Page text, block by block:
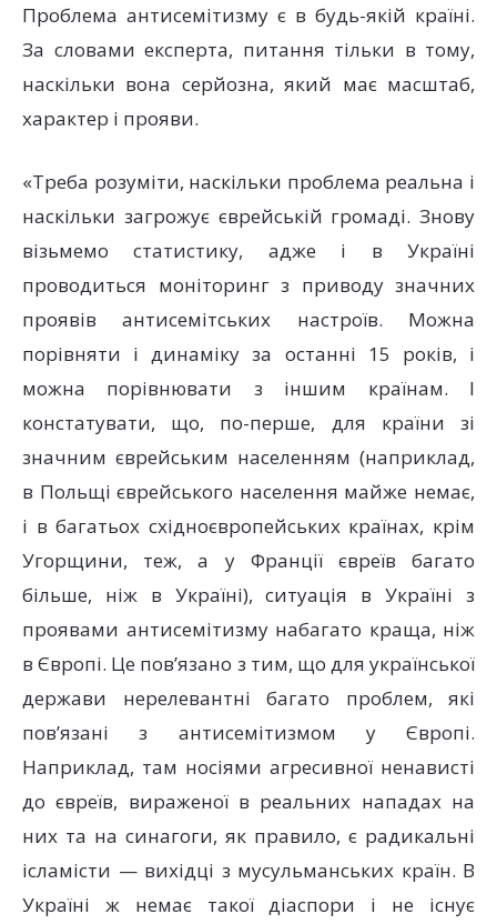
Проблема антисемітизму є в будь-якій країні.
За словами експерта, питання тільки в тому,
наскільки вона серйозна, який має масштаб,
характер і прояви.
«Треба розуміти, наскільки проблема реальна і
наскільки загрожує єврейській громаді. Знову
візьмемо статистику, адже і в Україні
проводиться моніторинг з приводу значних
проявів антисемітських настроїв. Можна
порівняти і динаміку за останні 15 років, і
можна порівнювати з іншим країнам. І
констатувати, що, по-перше, для країни зі
значним єврейським населенням (наприклад,
в Польщі єврейського населення майже немає,
і в багатьох східноєвропейських країнах, крім
Угорщини, теж, а у Франції євреїв багато
більше, ніж в Україні), ситуація в Україні з
проявами антисемітизму набагато краща, ніж
в Європі. Це пов’язано з тим, що для української
держави нерелевантні багато проблем, які
пов’язані з антисемітизмом у Європі.
Наприклад, там носіями агресивної ненависті
до євреїв, вираженої в реальних нападах на
них та на синагоги, як правило, є радикальні
ісламісти — вихідці з мусульманських країн. В
Україні ж немає такої діаспори і не існує